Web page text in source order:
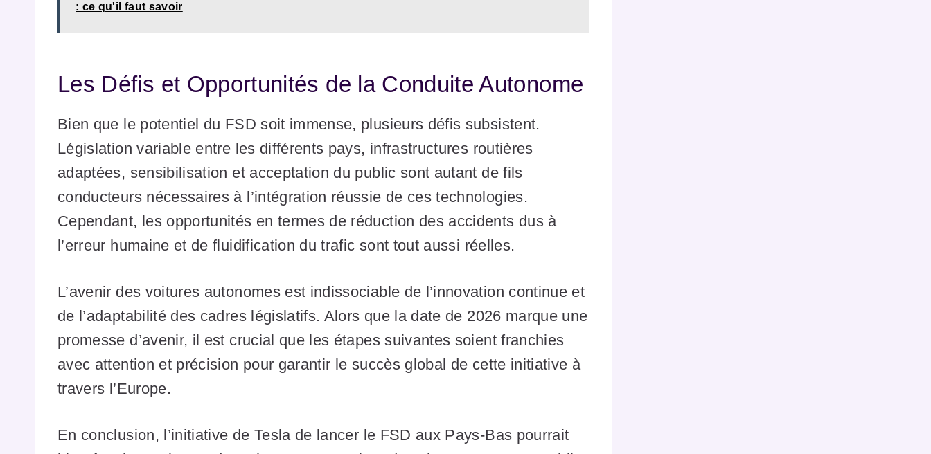
: ce qu'il faut savoir
Les Défis et Opportunités de la Conduite Autonome
Bien que le potentiel du FSD soit immense, plusieurs défis subsistent.
Législation variable entre les différents pays, infrastructures routières
adaptées, sensibilisation et acceptation du public sont autant de fils
conducteurs nécessaires à l’intégration réussie de ces technologies.
Cependant, les opportunités en termes de réduction des accidents dus à
l’erreur humaine et de fluidification du trafic sont tout aussi réelles.
L’avenir des voitures autonomes est indissociable de l’innovation continue et
de l’adaptabilité des cadres législatifs. Alors que la date de 2026 marque une
promesse d’avenir, il est crucial que les étapes suivantes soient franchies
avec attention et précision pour garantir le succès global de cette initiative à
travers l’Europe.
En conclusion, l’initiative de Tesla de lancer le FSD aux Pays-Bas pourrait